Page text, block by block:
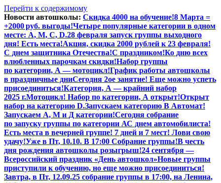
Перейти к содержимому
Новости автошколы: Скидка 4000 на обучение!8 Марта =
+2000 руб. выгоды!Четыре популярные категории в одном
месте: А, М, С, D.28 февраля запуск группы выходного
дня! Есть места!Акция, скидка 2000 рублей к 23 февраля!
С днем защитника Отечества!С праздником!Ко дню всех
влюбленных парочкам скидки!Набор группы
по категории, А — мотоцикл!График работы автошколы
в праздничные дниСегодня 2ое занятие! Еще можно успеть
присоединиться!Категория, А — крайний набор
2025 г.Мотоцикл! Набор по категории, А открыт!Открыт
набор на категорию D.Запускаем категорию В Автомат!
Запускаем А, М и Д категории!Сегодня собрание
по запуску группы по категории АС днем автомобилиста!
Есть места в вечерней группе! 7 дней и 7 мест! Лови свою
удачу!Уже в Пт, 10.10. В 17:00 Собрание группы!В честь
дня рождения автошколы розыгрыш!24 сентября —
Всероссийский праздник «День автошкол»Новые группы
приступили к обучению, но еще можно присоединиться!
Завтра, в Пт, 12.09.25 собрание группы в 17:00, на Ленина,